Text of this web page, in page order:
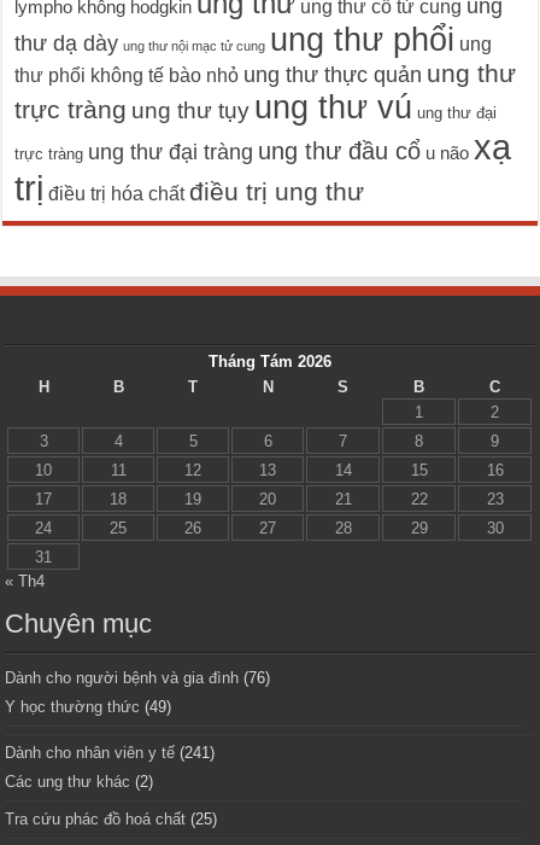
lympho không hodgkin ung thư cổ tử cung ung
thư dạ dày ung thư nội mạc tử cung ung thư phổi ung
thư phổi không tế bào nhỏ ung thư thực quản ung thư
trực tràng ung thư tụy ung thư vú ung thư đại
trực tràng ung thư đại tràng ung thư đầu cổ u não xạ
trị điều trị hóa chất điều trị ung thư
Tháng Tám 2026
H
B T N S B
C
1
2
3
4 5 6 7 8
9
10
11 12 13 14 15
16
17
18 19 20 21 22
23
24
25 26 27 28 29
30
31
« Th4
Chuyên mục
Dành cho người bệnh và gia đình (76)
Y học thường thức (49)
Dành cho nhân viên y tế (241)
Các ung thư khác (2)
Tra cứu phác đồ hoá chất (25)